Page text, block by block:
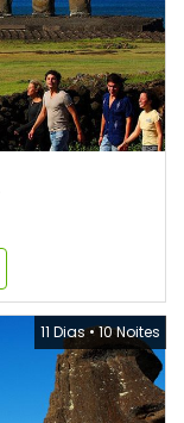
11 Dias•10 Noites